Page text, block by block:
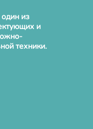
из
и
техники.